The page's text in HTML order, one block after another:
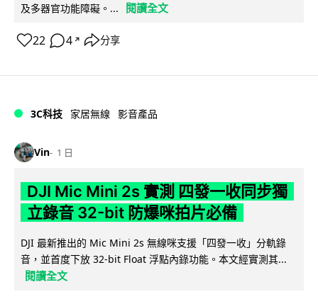
及多器官功能障礙。...
閱讀全文
22 4 ↗ 分享
3C科技 家居無線 影音產品
Vin 1 日
DJI Mic Mini 2s 實測 四發一收同步獨
立錄音 32-bit 防爆咪拍片必備
DJI 最新推出的 Mic Mini 2s 無線咪支援「四發一收」分軌錄
音，並首度下放 32-bit Float 浮點內錄功能。本文經實測其...
閱讀全文